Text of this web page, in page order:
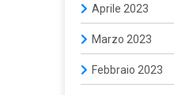
Aprile 2023
Marzo 2023
Febbraio 2023